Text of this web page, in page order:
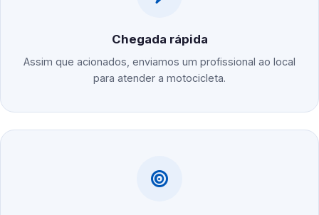
Chegada rápida
Assim que acionados, enviamos um profissional ao local
para atender a motocicleta.